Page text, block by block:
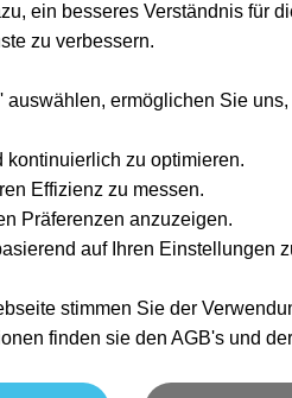
ein besseres Verständnis für
zu verbessern.
auswählen, ermöglichen Sie
kontinuierlich zu optimieren.
Effizienz zu messen.
Präferenzen anzuzeigen.
auf Ihren Einstellungen
stimmen Sie der
finden sie den AGB's und